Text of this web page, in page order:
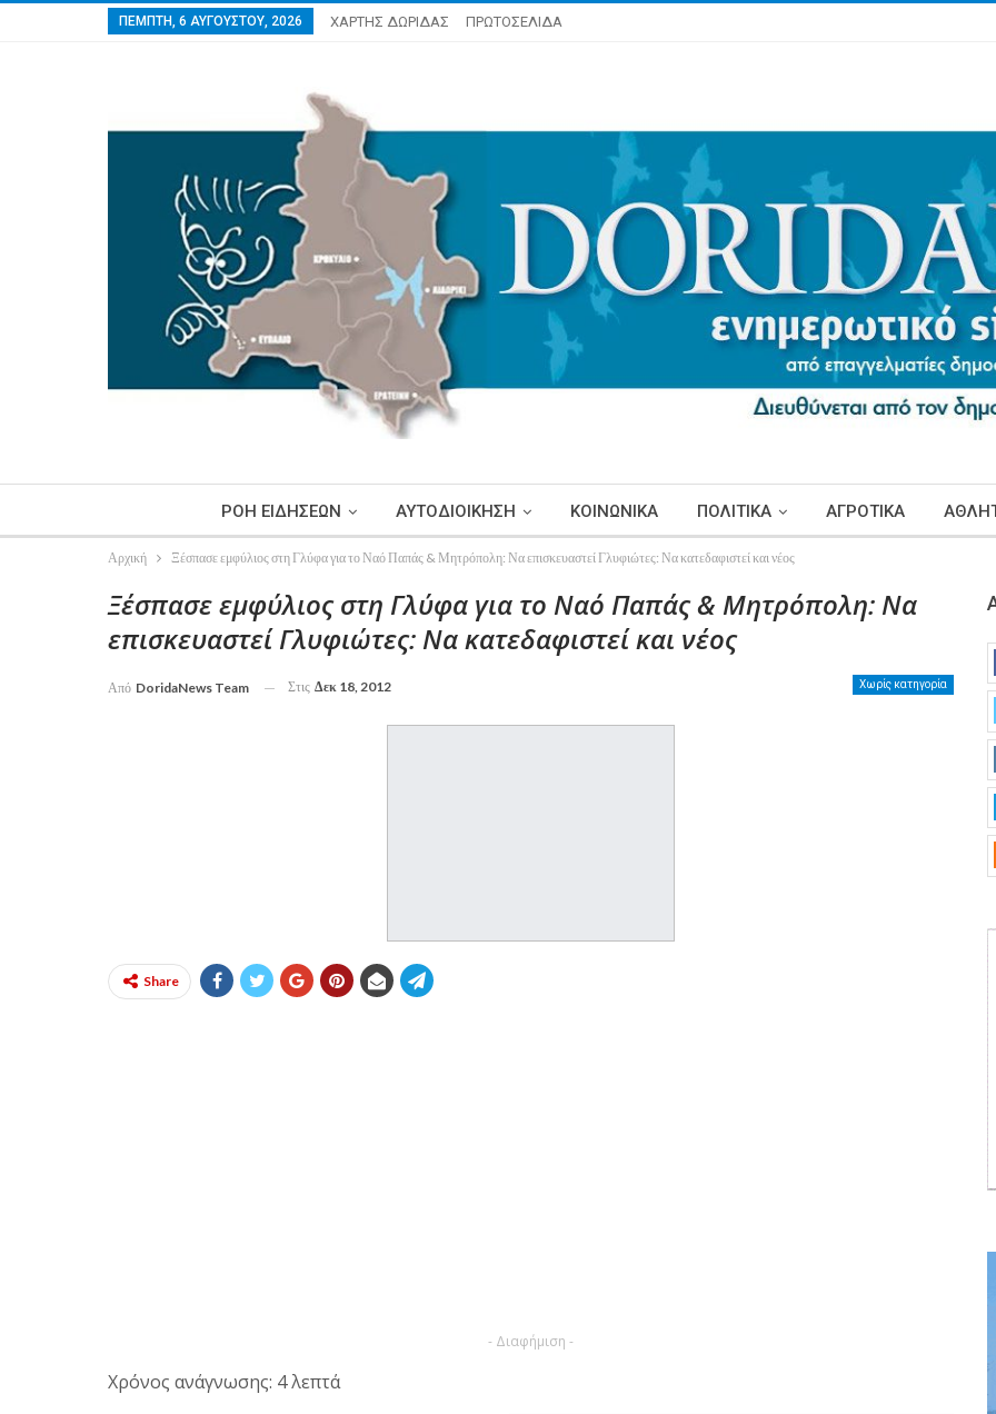
ΠΈΜΠΤΗ, 6 ΑΥΓΟΎΣΤΟΥ, 2026 ΧΑΡΤΗΣ ΔΩΡΙΔΑΣ ΠΡΩΤΟΣΕΛΙΔΑ
ΡΟΗ ΕΙΔΗΣΕΩΝ ΑΥΤΟΔΙΟΙΚΗΣΗ ΚΟΙΝΩΝΙΚΑ ΠΟΛΙΤΙΚΑ ΑΓΡΟΤΙΚΑ
Αρχική Ξέσπασε εμφύλιος στη Γλύφα για το Ναό Παπάς & Μητρόπολη: Να επισκευαστεί Γλυφιώτες: Να κατεδαφιστεί και νέος
Ξέσπασε εμφύλιος στη Γλύφα για το Ναό Παπάς & Μητρόπολη: Να
επισκευαστεί Γλυφιώτες: Να κατεδαφιστεί και νέος
Χωρίς κατηγορία
Από DoridaNews Team Στις Δεκ 18, 2012
Share
- Διαφήμιση -
Χρόνος ανάγνωσης: 4 λεπτά